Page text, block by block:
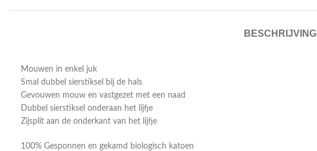
BESCHRIJVING
Mouwen in enkel juk
Smal dubbel sierstiksel bij de hals
Gevouwen mouw en vastgezet met een naad
Dubbel sierstiksel onderaan het lijfje
Zijsplit aan de onderkant van het lijfje
100% Gesponnen en gekamd biologisch katoen